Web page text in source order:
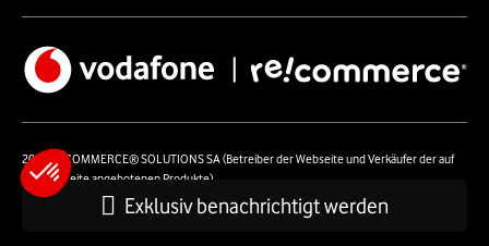
Exklusiv benachrichtigt werden
2026 RECOMMERCE® SOLUTIONS SA (Betreiber der Webseite und Verkäufer der auf
der Webseite angebotenen Produkte)
54 Avenue Lénine - 94250 Gentilly - Frankreich- UstId: FR01513969402 - Alle Rechte